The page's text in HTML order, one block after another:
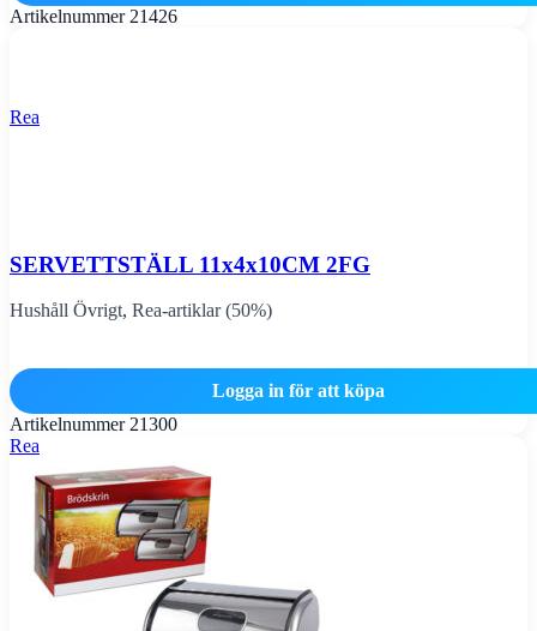
Artikelnummer 21426
Rea
SERVETTSTÄLL 11x4x10CM 2FG
Hushåll Övrigt, Rea-artiklar (50%)
Logga in för att köpa
Artikelnummer 21300
Rea